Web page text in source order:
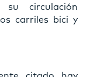
circulación
carriles bici y